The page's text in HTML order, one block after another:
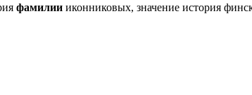
фамилии иконниковых, значение история